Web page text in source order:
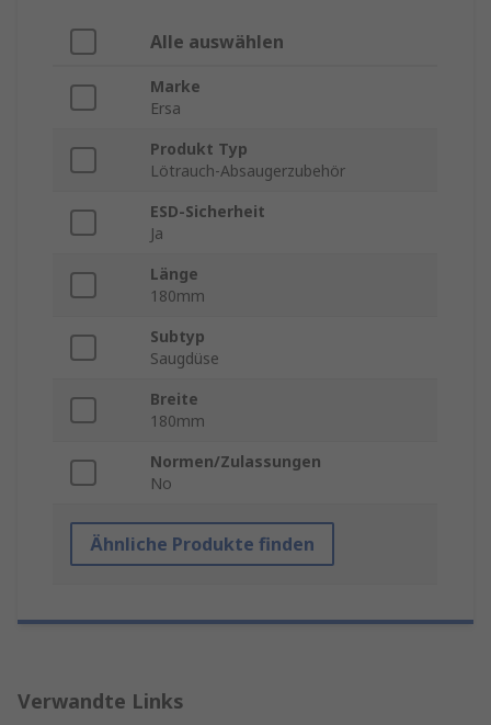
Alle auswählen
Marke
Ersa
Produkt Typ
Lötrauch-Absaugerzubehör
ESD-Sicherheit
Ja
Länge
180mm
Subtyp
Saugdüse
Breite
180mm
Normen/Zulassungen
No
Ähnliche Produkte finden
Verwandte Links